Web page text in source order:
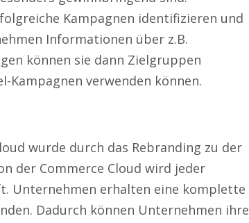
Kampagnen identifizieren und
Informationen über z.B.
können sie dann Zielgruppen
Kampagnen verwenden können.
wurde durch das Rebranding zu der
der Commerce Cloud wird jeder
Unternehmen erhalten eine komplette
Dadurch können Unternehmen ihre